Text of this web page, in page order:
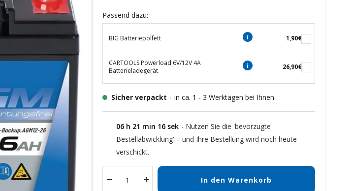
Passend dazu:
BIG Batteriepolfett 1,90€
CARTOOLS Powerload 6V/12V 4A
Batterieladegerät
26,90€
Sicher verpackt - in ca. 1 - 3 Werktagen bei Ihnen
06 h 21 min 15 sek - Nutzen Sie die 'bevorzugte
Bestellabwicklung' – und Ihre Bestellung wird noch heute
verschickt.
Menge
Menge
In den Warenkorb